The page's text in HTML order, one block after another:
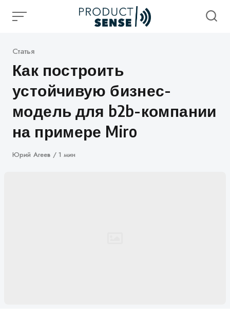
Категория
Статья
Как построить
устойчивую бизнес-
модель для b2b-компании
на примере Miro
Автор
Юрий Агеев 1 мин